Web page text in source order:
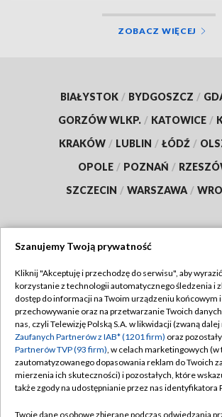
ZOBACZ WIĘCEJ
BIAŁYSTOK / BYDGOSZCZ /
GORZÓW WLKP. / KATOWICE /
KRAKÓW / LUBLIN / ŁÓDŹ /
OPOLE / POZNAŃ /
SZCZECIN / WARSZAWA /
TVP
Abonament TVP
Emisja w TVP
Centrum informacji TVP
Naziemna Telewizja Cyfrowa
Regulamin TVP
Polityka prywatności
Moje zgody
Pomoc
Szanujemy Twoją prywatność
Kliknij "Akceptuję i przechodzę do serwisu", aby
korzystanie z technologii automatycznego śledzenia i
dostęp do informacji na Twoim urządzeniu końcowym i
przechowywanie oraz na przetwarzanie Twoich
nas, czyli Telewizję Polską S.A. w likwidacji (zwaną dalej
Zaufanych Partnerów z IAB* (1201 firm) oraz
Partnerów TVP (93 firm), w celach marketingowych (w
zautomatyzowanego dopasowania reklam do Twoich
mierzenia ich skuteczności) i pozostałych, które
także zgody na udostępnianie przez nas identyfikatora
Twoje dane osobowe zbierane podczas odwiedzania